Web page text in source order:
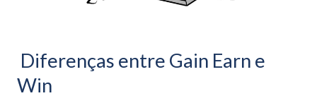
Diferenças entre Gain Earn e
Win